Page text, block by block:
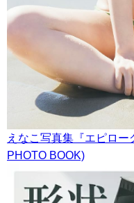
えなこ写真集『エピロ
PHOTO BOOK)